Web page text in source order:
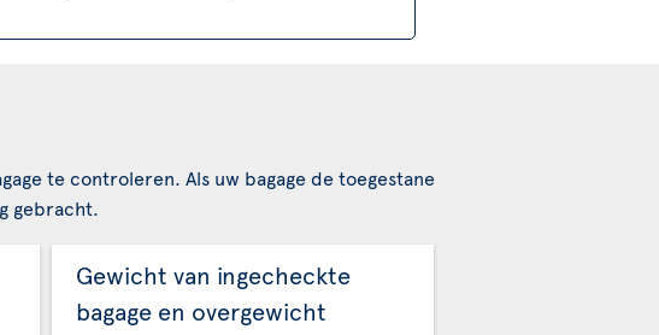
te controleren. Als uw bagage de toegestane
gebracht.
Gewicht van ingecheckte
bagage en overgewicht